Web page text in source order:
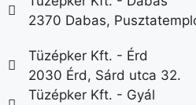
2370 Dabas,
Tüzépker Kft. - Érd
2030 Érd, Sárd utca 32.
Tüzépker Kft. - Gyál